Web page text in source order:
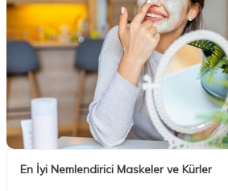
En İyi Nemlendirici Maskeler ve Kürler